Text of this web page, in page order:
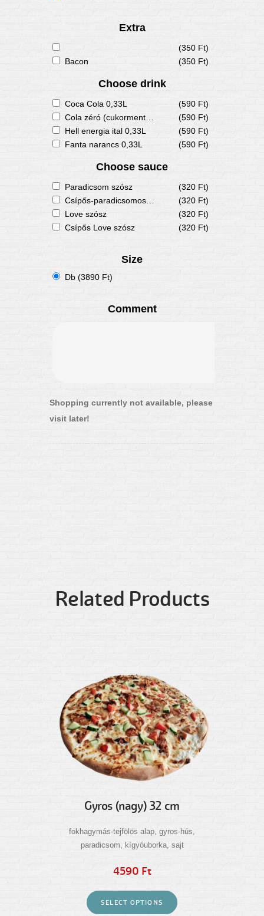
Extra
(350 Ft)
Bacon
(350 Ft)
Choose drink
Coca Cola 0,33L
(590 Ft)
Cola zéró (cukormentes) 0,33L
(590 Ft)
Hell energia ital 0,33L
(590 Ft)
Fanta narancs 0,33L
(590 Ft)
Choose sauce
Paradicsom szósz
(320 Ft)
Csípős-paradicsomos szósz
(320 Ft)
Love szósz
(320 Ft)
Csípős Love szósz
(320 Ft)
Size
Db (3890 Ft)
Comment
Shopping currently not available, please
visit later!
Related Products
Gyros (nagy) 32 cm
fokhagymás-tejfölös alap, gyros-hús,
paradicsom, kígyóuborka, sajt
4590 Ft
SELECT OPTIONS